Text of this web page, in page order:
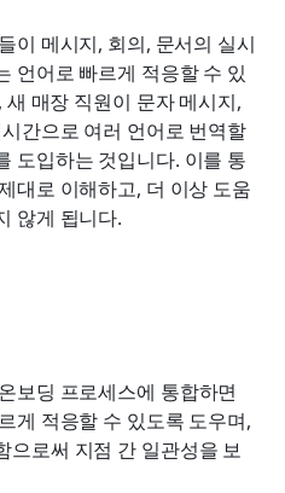
이 메시지, 회의, 문서의 실시
언어로 빠르게 적응할 수 있
매장 직원이 문자 메시지,
간으로 여러 언어로 번역할
도입하는 것입니다. 이를 통
대로 이해하고, 더 이상 도움
않게 됩니다.
보딩 프로세스에 통합하면
게 적응할 수 있도록 도우며,
으로써 지점 간 일관성을 보